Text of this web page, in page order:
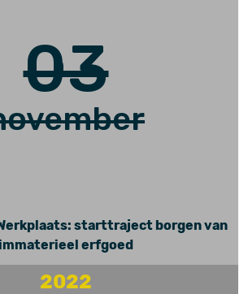
03
starttraject borgen van
immaterieel erfgoed
2022